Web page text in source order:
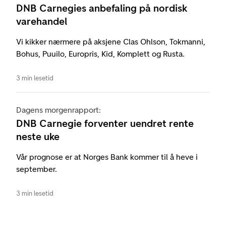
DNB Carnegies anbefaling på nordisk
varehandel
Vi kikker nærmere på aksjene Clas Ohlson, Tokmanni,
Bohus, Puuilo, Europris, Kid, Komplett og Rusta.
3 min lesetid
Dagens morgenrapport:
DNB Carnegie forventer uendret rente
neste uke
Vår prognose er at Norges Bank kommer til å heve i
september.
3 min lesetid